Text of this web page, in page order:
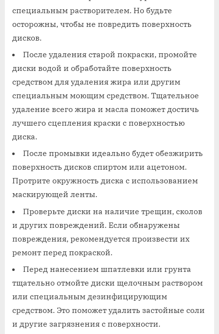
специальным растворителем. Но будьте
осторожны, чтобы не повредить поверхность
дисков.
После удаления старой покраски, промойте
диски водой и обработайте поверхность
средством для удаления жира или другим
специальным моющим средством. Тщательное
удаление всего жира и масла поможет достичь
лучшего сцепления краски с поверхностью
диска.
После промывки идеально будет обезжирить
поверхность дисков спиртом или ацетоном.
Протрите окружность диска с использованием
маскирующей ленты.
Проверьте диски на наличие трещин, сколов
и других повреждений. Если обнаружены
повреждения, рекомендуется произвести их
ремонт перед покраской.
Перед нанесением шпатлевки или грунта
тщательно отмойте диски щелочным раствором
или специальным дезинфицирующим
средством. Это поможет удалить застойные соли
и другие загрязнения с поверхности.